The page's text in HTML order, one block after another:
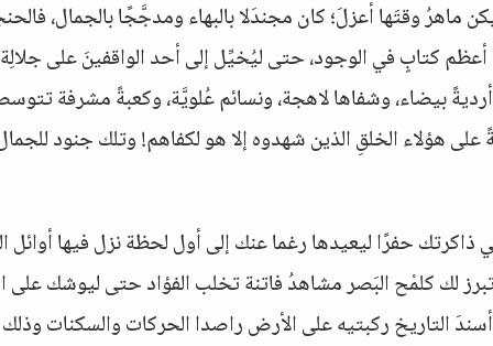
وقتَها أعزلَ؛ كان مجندَلا بالبهاء ومدجَّجًا بالجمال،
كتابٍ في الوجود، حتى ليُخيِّل إلى أحد الواقفينَ على
بيضاء، وشفاها لاهجة، ونسائم عُلويَّة، وكعبةً مشرفة
هؤلاء الخلقِ الذين شهدوه إلا هو لكفاهم! وتلك جنود
ذاكرتك حفرًا ليعيدها رغما عنك إلى أول لحظة نزل فيها أوائل
لك كلمْح البَصر مشاهدُ فاتنة تخلب الفؤاد حتى ليوشك على
التاريخ ركبتيه على الأرض راصدا الحركات والسكنات وذلك